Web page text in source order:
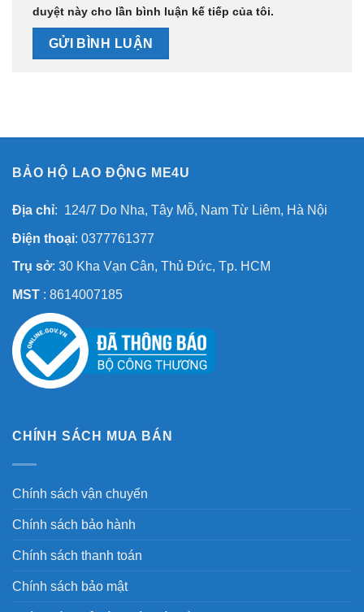
duyệt này cho lần bình luận kế tiếp của tôi.
BẢO HỘ LAO ĐỘNG ME4U
Địa chỉ: 124/7 Do Nha, Tây Mỗ, Nam Từ Liêm, Hà Nội
Điện thoại: 0377761377
Trụ sở: 30 Kha Vạn Cân, Thủ Đức, Tp. HCM
MST : 8614007185
CHÍNH SÁCH MUA BÁN
Chính sách vận chuyển
Chính sách bảo hành
Chính sách thanh toán
Chính sách bảo mật